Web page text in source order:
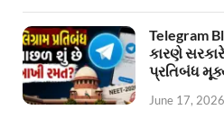
Telegram
કારણે
પ્રતિબંધ
June 17, 2026